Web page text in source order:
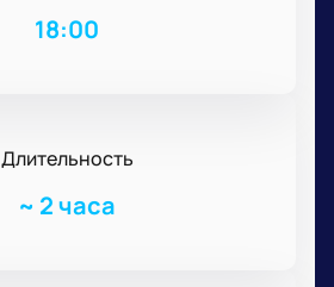
18:00
Длительность
~ 2 часа